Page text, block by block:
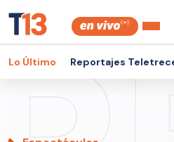
Lo Último Reportajes